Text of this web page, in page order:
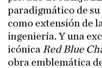
paradigmático de
como extensión de
ingeniería. Y una
icónica Red Blue
obra emblemática